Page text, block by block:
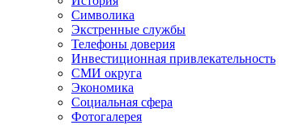
Символика
Экстренные службы
Телефоны доверия
Инвестиционная привлекательность
СМИ округа
Экономика
Социальная сфера
Фотогалерея